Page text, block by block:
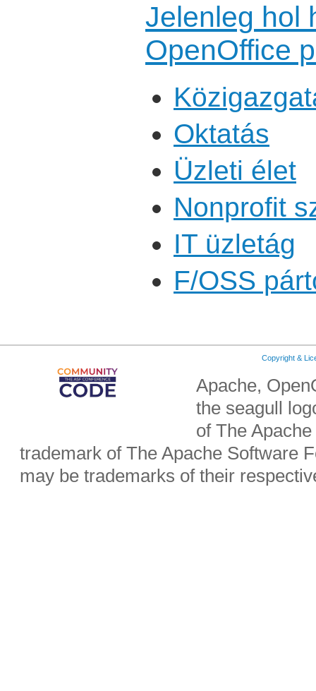
Jelenleg hol
OpenOffice
Oktatás
Üzleti élet
Nonprofit
IT üzletág
F/OSS
Copyright &
Apache,
the seagull
of The
trademark of The Apache Software
may be trademarks of their